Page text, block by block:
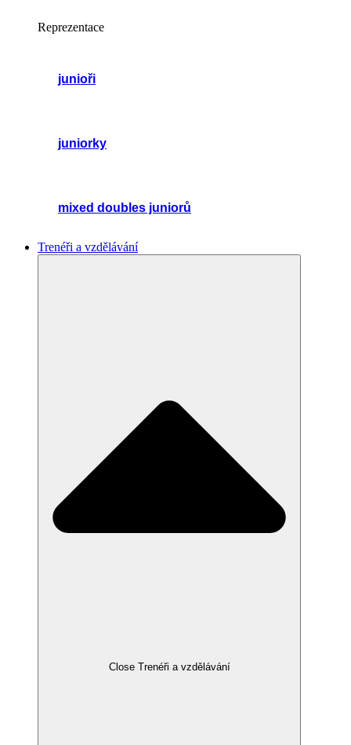
Reprezentace
junioři
juniorky
mixed doubles juniorů
Trenéři a vzdělávání
Close Trenéři a vzdělávání